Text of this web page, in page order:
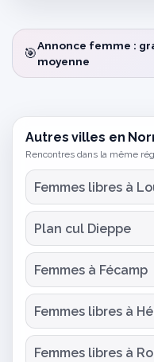
discret
et
sensuel
🎯Annonce femme :
moyenne
Autres villes en
Rencontres dans la même
Femmes libres à
Plan cul Dieppe
Femmes à Fécamp
Femmes libres à
Femmes libres à